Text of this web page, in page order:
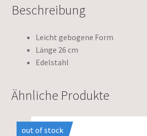
Beschreibung
Leicht gebogene Form
Länge 26 cm
Edelstahl
Ähnliche Produkte
out of stock